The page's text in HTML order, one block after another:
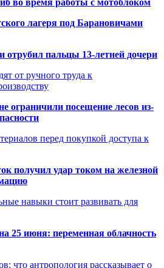
лагеря под Барановичами
отрубил пальцы 13-летней дочери
от ручного труда к
ограничили посещение лесов из-
перед покупкой доступа к
получил удар током на железной
навыки стоит развивать для
25 июня: переменная облачность
что антропология рассказывает о